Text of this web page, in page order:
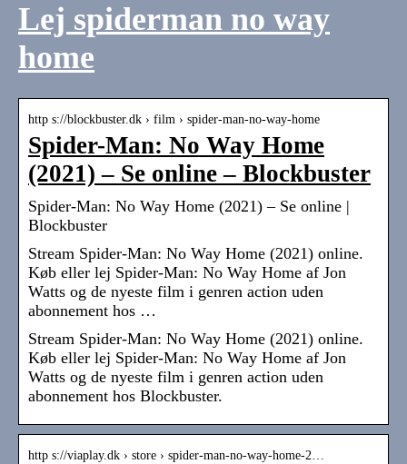
Lej spiderman no way
home
http s://blockbuster.dk › film › spider-man-no-way-home
Spider-Man: No Way Home
(2021) – Se online – Blockbuster
Spider-Man: No Way Home (2021) – Se online |
Blockbuster
Stream Spider-Man: No Way Home (2021) online.
Køb eller lej Spider-Man: No Way Home af Jon
Watts og de nyeste film i genren action uden
abonnement hos …
Stream Spider-Man: No Way Home (2021) online.
Køb eller lej Spider-Man: No Way Home af Jon
Watts og de nyeste film i genren action uden
abonnement hos Blockbuster.
http s://viaplay.dk › store › spider-man-no-way-home-2…